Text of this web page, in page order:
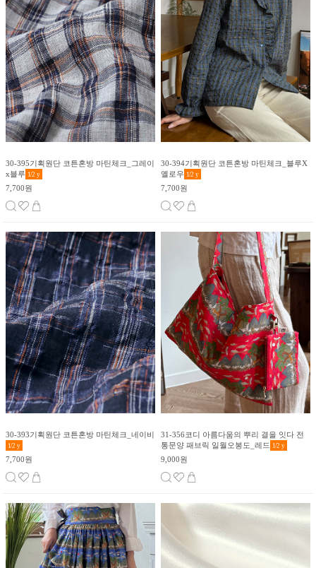
30-395기획원단 코튼혼방 마틴체크_그레이
x블루 1/2 y
7,700원
30-394기획원단 코튼혼방 마틴체크_블루X
옐로우 1/2 y
7,700원
30-393기획원단 코튼혼방 마틴체크_네이비
1/2 y
7,700원
31-356코디 아름다움의 뿌리 결을 잇다 전
통문양 패브릭 일월오봉도_레드 1/2 y
9,000원